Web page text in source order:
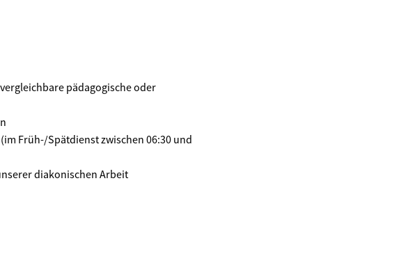
pädagogische oder
Früh-/Spätdienst zwischen 06:30 und
diakonischen Arbeit